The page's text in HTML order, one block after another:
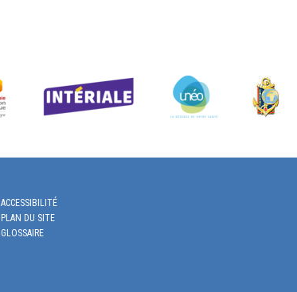
ACCESSIBILITÉ
PLAN DU SITE
GLOSSAIRE